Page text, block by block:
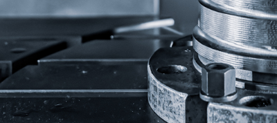
式旋轉工作台
盤
綠色能源及應用
自行車、電動車、汽車、船
舶零件加工
3C產業、半導體零件
工具機零件加工
醫療產業
自動化零件加工
電子型錄
部落格
虛擬展廳
品質
全球代理